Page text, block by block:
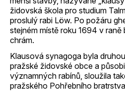
židovská škola pro studium
proslulý rabi Löw. Po požáru
stejném místě roku 1694 v raně
chrám.
Klausová synagoga byla
pražské židovské obce a
významných rabínů, sloužila
pražského Pohřebního